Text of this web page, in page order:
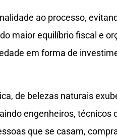
ao processo,
maior equilíbrio fiscal e
em forma de
de belezas naturais
engenheiros, técnicos
que se casam,